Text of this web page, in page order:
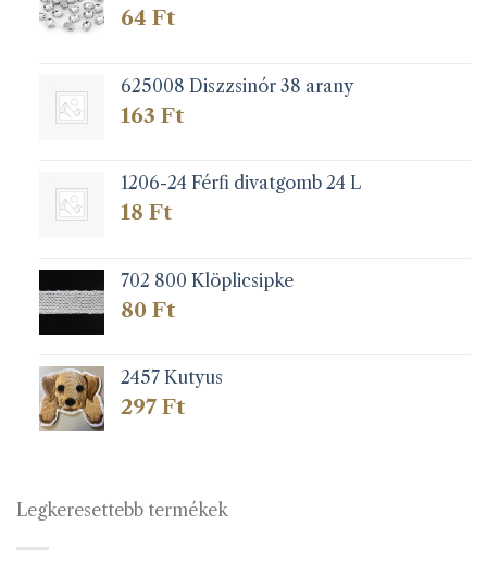
64 Ft
625008 Diszzsinór 38 arany
163 Ft
1206-24 Férfi divatgomb 24 L
18 Ft
702 800 Klöplicsipke
80 Ft
2457 Kutyus
297 Ft
Legkeresettebb termékek